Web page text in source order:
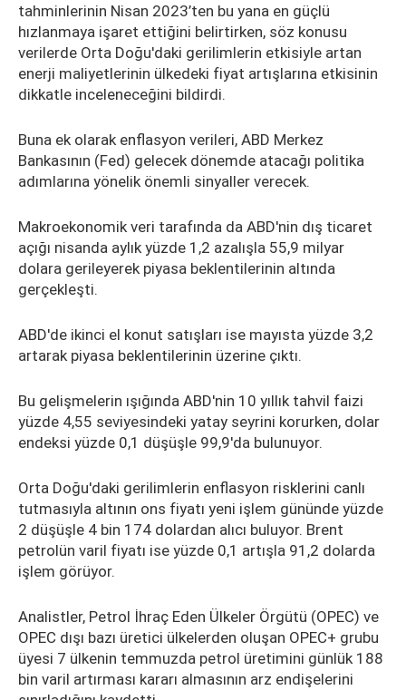
tahminlerinin Nisan 2023’ten bu yana en güçlü
hızlanmaya işaret ettiğini belirtirken, söz konusu
verilerde Orta Doğu'daki gerilimlerin etkisiyle artan
enerji maliyetlerinin ülkedeki fiyat artışlarına etkisinin
dikkatle inceleneceğini bildirdi.
Buna ek olarak enflasyon verileri, ABD Merkez
Bankasının (Fed) gelecek dönemde atacağı politika
adımlarına yönelik önemli sinyaller verecek.
Makroekonomik veri tarafında da ABD'nin dış ticaret
açığı nisanda aylık yüzde 1,2 azalışla 55,9 milyar
dolara gerileyerek piyasa beklentilerinin altında
gerçekleşti.
ABD'de ikinci el konut satışları ise mayısta yüzde 3,2
artarak piyasa beklentilerinin üzerine çıktı.
Bu gelişmelerin ışığında ABD'nin 10 yıllık tahvil faizi
yüzde 4,55 seviyesindeki yatay seyrini korurken, dolar
endeksi yüzde 0,1 düşüşle 99,9'da bulunuyor.
Orta Doğu'daki gerilimlerin enflasyon risklerini canlı
tutmasıyla altının ons fiyatı yeni işlem gününde yüzde
2 düşüşle 4 bin 174 dolardan alıcı buluyor. Brent
petrolün varil fiyatı ise yüzde 0,1 artışla 91,2 dolarda
işlem görüyor.
Analistler, Petrol İhraç Eden Ülkeler Örgütü (OPEC) ve
OPEC dışı bazı üretici ülkelerden oluşan OPEC+ grubu
üyesi 7 ülkenin temmuzda petrol üretimini günlük 188
bin varil artırması kararı almasının arz endişelerini